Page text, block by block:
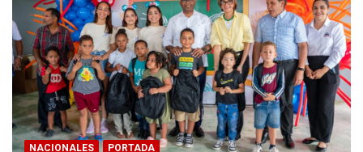
NACIONALES PORTADA